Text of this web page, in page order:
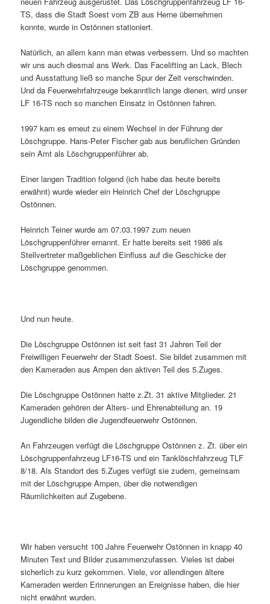
TS, dass die Stadt Soest vom ZB aus Herne übernehmen
konnte, wurde in Ostönnen stationiert.
Natürlich, an allem kann man etwas verbessern. Und so machten
wir uns auch diesmal ans Werk. Das Facelifting an Lack, Blech
und Ausstattung ließ so manche Spur der Zeit verschwinden.
Und da Feuerwehrfahrzeuge bekanntlich lange dienen, wird unser
LF 16-TS noch so manchen Einsatz in Ostönnen fahren.
1997 kam es erneut zu einem Wechsel in der Führung der
Löschgruppe. Hans-Peter Fischer gab aus beruflichen Gründen
sein Amt als Löschgruppenführer ab.
Einer langen Tradition folgend (ich habe das heute bereits
erwähnt) wurde wieder ein Heinrich Chef der Löschgruppe
Ostönnen.
Heinrich Teiner wurde am 07.03.1997 zum neuen
Löschgruppenführer ernannt. Er hatte bereits seit 1986 als
Stellvertreter maßgeblichen Einfluss auf die Geschicke der
Löschgruppe genommen.
Und nun heute.
Die Löschgruppe Ostönnen ist seit fast 31 Jahren Teil der
Freiwilligen Feuerwehr der Stadt Soest. Sie bildet zusammen mit
den Kameraden aus Ampen den aktiven Teil des 5.Zuges.
Die Löschgruppe Ostönnen hatte z.Zt. 31 aktive Mitglieder. 21
Kameraden gehören der Alters- und Ehrenabteilung an. 19
Jugendliche bilden die Jugendfeuerwehr Ostönnen.
An Fahrzeugen verfügt die Löschgruppe Ostönnen z. Zt. über ein
Löschgruppenfahrzeug LF16-TS und ein Tanklöschfahrzeug TLF
8/18. Als Standort des 5.Zuges verfügt sie zudem, gemeinsam
mit der Löschgruppe Ampen, über die notwendigen
Räumlichkeiten auf Zugebene.
Wir haben versucht 100 Jahre Feuerwehr Ostönnen in knapp 40
Minuten Text und Bilder zusammenzufassen. Vieles ist dabei
sicherlich zu kurz gekommen. Viele, vor allendingen ältere
Kameraden werden Erinnerungen an Ereignisse haben, die hier
nicht erwähnt wurden.